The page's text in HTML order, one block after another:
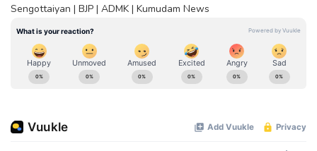
Sengottaiyan | BJP | ADMK | Kumudam News